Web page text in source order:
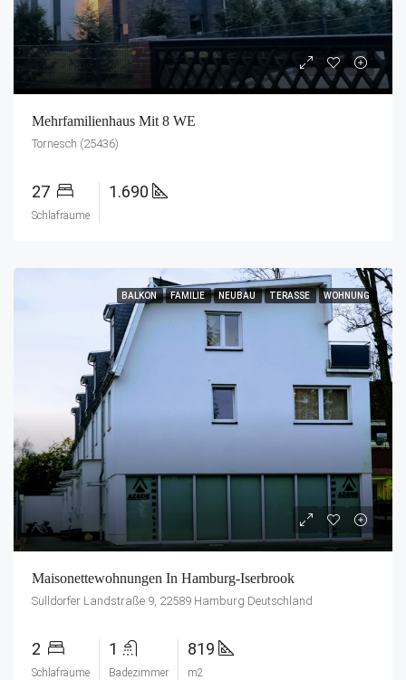
Mehrfamilienhaus Mit 8 WE
Tornesch (25436)
27
Schlafräume
1.690
BALKON FAMILIE NEUBAU TERASSE WOHNUNG
Maisonettewohnungen In Hamburg-Iserbrook
Sülldorfer Landstraße 9, 22589 Hamburg Deutschland
2
Schlafräume
1
Badezimmer
819
m2